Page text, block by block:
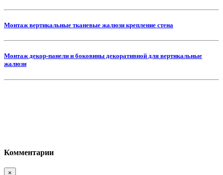
Монтаж вертикальные тканевые жалюзи крепление стена
Монтаж декор-панели и боковины декоративной для вертикальные
жалюзи
Комментарии
×